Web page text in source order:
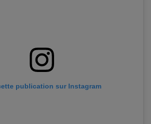
publication sur Instagram